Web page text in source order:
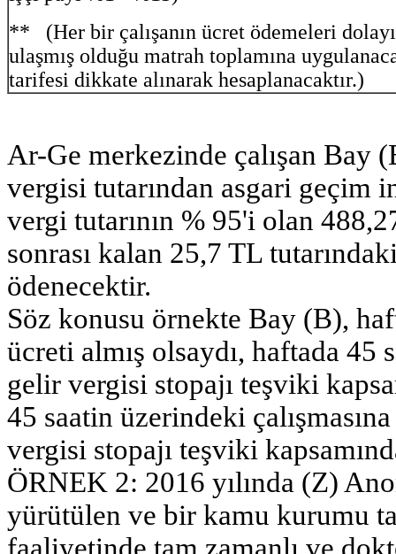
** (Her bir çalışanın ücret ödemeleri
ulaşmış olduğu matrah toplamına
tarifesi dikkate alınarak hesaplanacaktır.)
Ar-Ge merkezinde çalışan Bay
vergisi tutarından asgari geçim
vergi tutarının % 95'i olan
sonrası kalan 25,7 TL
ödenecektir.
Söz konusu örnekte Bay (B),
ücreti almış olsaydı, haftada 45
gelir vergisi stopajı teşviki
45 saatin üzerindeki
vergisi stopajı teşviki
ÖRNEK 2: 2016 yılında (Z)
yürütülen ve bir kamu kurumu
faaliyetinde tam zamanlı ve